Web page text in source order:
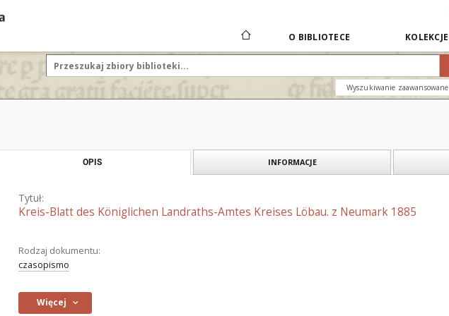
O BIBLIOTECE KOLEKCJE
Wyszukiwanie zaawansowane
OPIS INFORMACJE
Tytuł:
Kreis-Blatt des Königlichen Landraths-Amtes Kreises Löbau. z Neumark 1885
Rodzaj dokumentu:
czasopismo
Więcej